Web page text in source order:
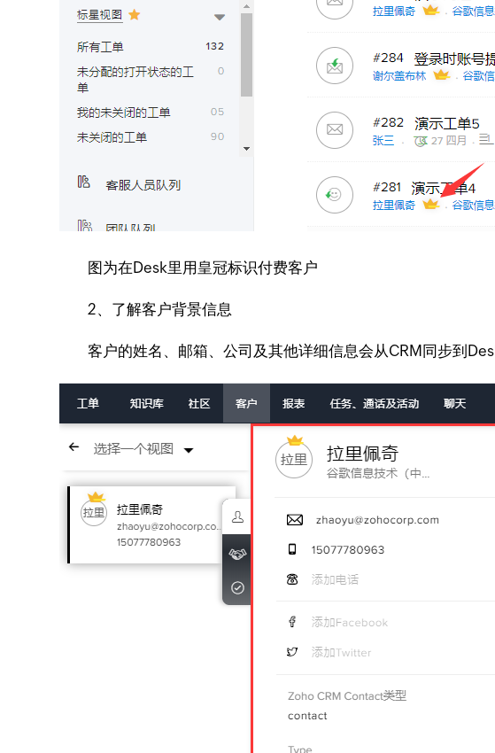
图为在Desk里用皇冠标识付费客户
2、了解客户背景信息
客户的姓名、邮箱、公司及其他详细信息会从CRM同步到